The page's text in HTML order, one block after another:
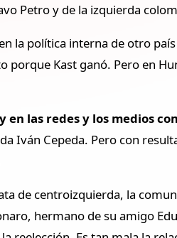
Petro y de la izquierda
la política interna de otro
porque Kast ganó. Pero en
en las redes y los medios
Iván Cepeda. Pero con
de centroizquierda, la
hermano de su amigo